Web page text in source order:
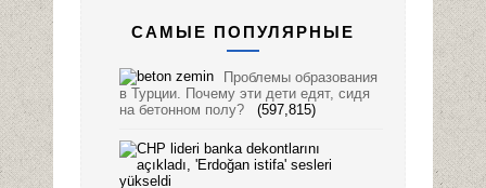
САМЫЕ ПОПУЛЯРНЫЕ
Проблемы образования
в Турции. Почему эти дети едят, сидя
на бетонном полу?
(597,815)